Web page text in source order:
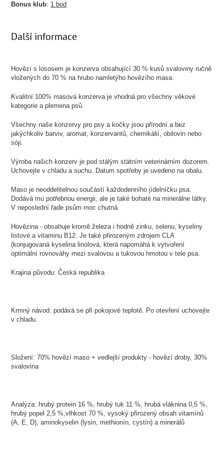
Bonus klub: 1 bod
Další informace
Hovězí s lososem je konzerva obsahující 30 % kusů svaloviny ručně
vložených do 70 % na hrubo namletýho hovězího masa.
Kvalitní 100% masová konzerva je vhodná pro všechny věkové
kategorie a plemena psů.
Všechny naše konzervy pro psy a kočky jsou přírodní a bez
jakýchkoliv barviv, aromat, konzervantů, chemikálií, obilovin nebo
sóji.
Výroba našich konzerv je pod stálým státním veterinárním dozorem.
Uchovejte v chladu a suchu. Datum spotřeby je uvedeno na obalu.
Maso je neoddelitelnou součástí každodenního jídelníčku psa.
Dodává mu potřebnou energii, ale je také bohaté na minerálne látky.
V neposlední řade psům moc chutná.
Hovězina - obsahuje kromě železa i hodně zinku, selenu, kyseliny
listové a vitaminu B12. Je také přirozeným zdrojem CLA
(konjugovaná kyselina linolová, která napomáhá k vytvoření
optimální rovnováhy mezi svalovou a tukovou hmotou v tele psa.
Krajina původu: Česká republika
Krmný návod: podává se při pokojové teplotě. Po otevření uchovejte
v chladu.
Složení: 70% hovězí maso + vedlejší produkty - hovězí droby, 30%
svalovina
Analýza: hrubý protein 16 %, hrubý tuk 11 %, hrubá vláknina 0,5 %,
hrubý popel 2,5 %,vlhkost 70 %, vysoký přirozený obsah vitamínů
(A, E, D), aminokyselin (lysin, methionín, cystín) a minerálů